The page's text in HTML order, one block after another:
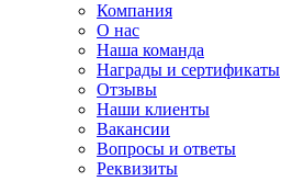
Компания
О нас
Наша команда
Награды и сертификаты
Отзывы
Наши клиенты
Вакансии
Вопросы и ответы
Реквизиты